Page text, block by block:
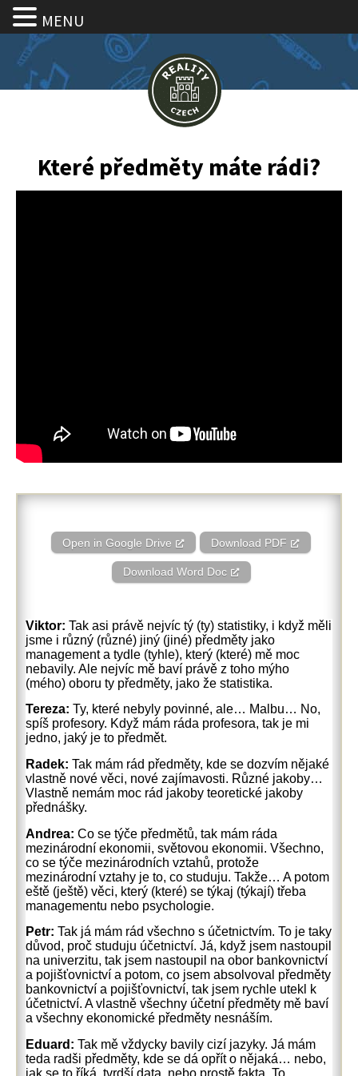
Které předměty máte rádi?
Open in Google Drive Download PDF
Download Word Doc
Viktor:Tak asi právě nejvíc tý (ty) statistiky, i když měli
jsme i různý (různé) jiný (jiné) předměty jako
management a tydle (tyhle), který (které) mě moc
nebavily. Ale nejvíc mě baví právě z toho mýho
(mého) oboru ty předměty, jako že statistika.
Tereza:Ty, které nebyly povinné, ale… Malbu… No,
spíš profesory. Když mám ráda profesora, tak je mi
jedno, jaký je to předmět.
Radek:Tak mám rád předměty, kde se dozvím nějaké
vlastně nové věci, nové zajímavosti. Různé jakoby…
Vlastně nemám moc rád jakoby teoretické jakoby
přednášky.
Andrea:Co se týče předmětů, tak mám ráda
mezinárodní ekonomii, světovou ekonomii. Všechno,
co se týče mezinárodních vztahů, protože
mezinárodní vztahy je to, co studuju. Takže… A potom
eště (ještě) věci, který (které) se týkaj (týkají) třeba
managementu nebo psychologie.
Petr:Tak já mám rád všechno s účetnictvím. To je taky
důvod, proč studuju účetnictví. Já, když jsem nastoupil
na univerzitu, tak jsem nastoupil na obor bankovnictví
a pojišťovnictví a potom, co jsem absolvoval předměty
bankovnictví a pojišťovnictví, tak jsem rychle utekl k
účetnictví. A vlastně všechny účetní předměty mě baví
a všechny ekonomické předměty nesnáším.
Eduard:Tak mě vždycky bavily cizí jazyky. Já mám
teda radši předměty, kde se dá opřít o nějaká… nebo,
jak se to říká, tvrdší data, nebo prostě fakta. To
MENU